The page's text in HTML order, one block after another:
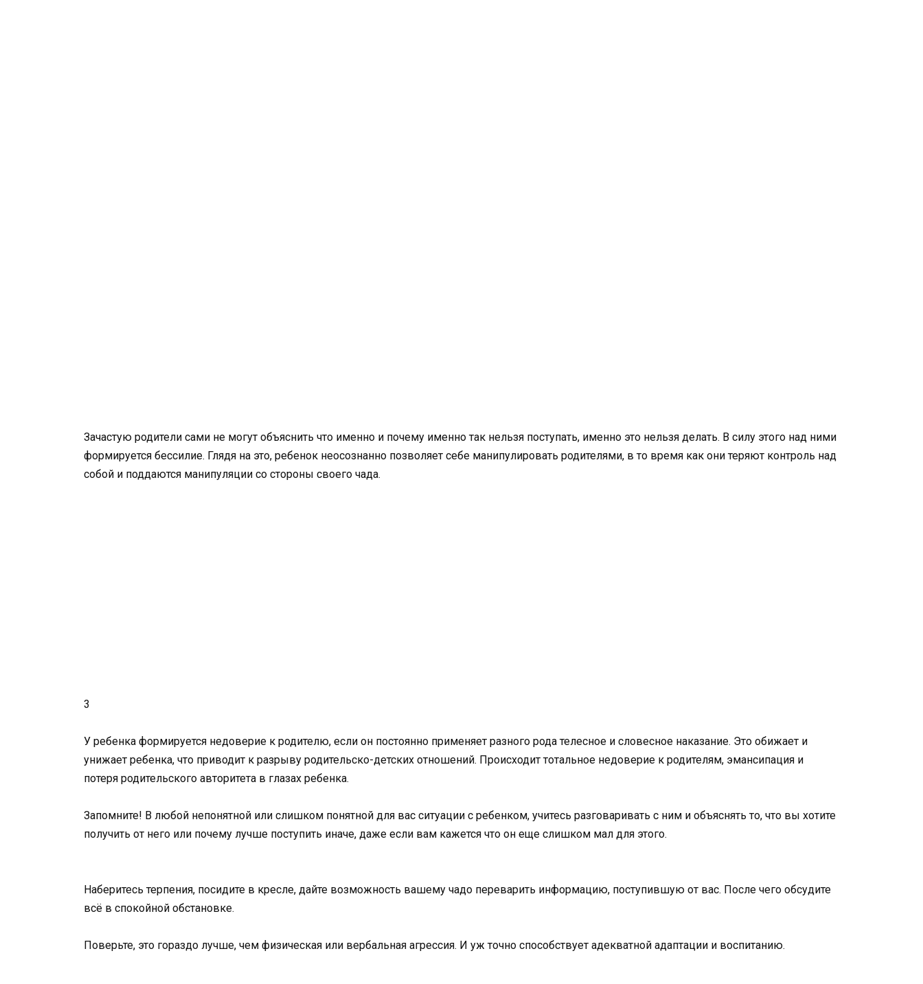
Зачастую родители сами не могут объяснить что именно и почему именно так нельзя поступать, именно это нельзя делать. В силу этого над ними
формируется бессилие. Глядя на это, ребенок неосознанно позволяет себе манипулировать родителями, в то время как они теряют контроль над
собой и поддаются манипуляции со стороны своего чада.
3
У ребенка формируется недоверие к родителю, если он постоянно применяет разного рода телесное и словесное наказание. Это обижает и
унижает ребенка, что приводит к разрыву родительско-детских отношений. Происходит тотальное недоверие к родителям, эмансипация и
потеря родительского авторитета в глазах ребенка.
Запомните! В любой непонятной или слишком понятной для вас ситуации с ребенком, учитесь разговаривать с ним и объяснять то, что вы хотите
получить от него или почему лучше поступить иначе, даже если вам кажется что он еще слишком мал для этого.
Наберитесь терпения, посидите в кресле, дайте возможность вашему чадо переварить информацию, поступившую от вас. После чего обсудите
всё в спокойной обстановке.
Поверьте, это гораздо лучше, чем физическая или вербальная агрессия. И уж точно способствует адекватной адаптации и воспитанию.